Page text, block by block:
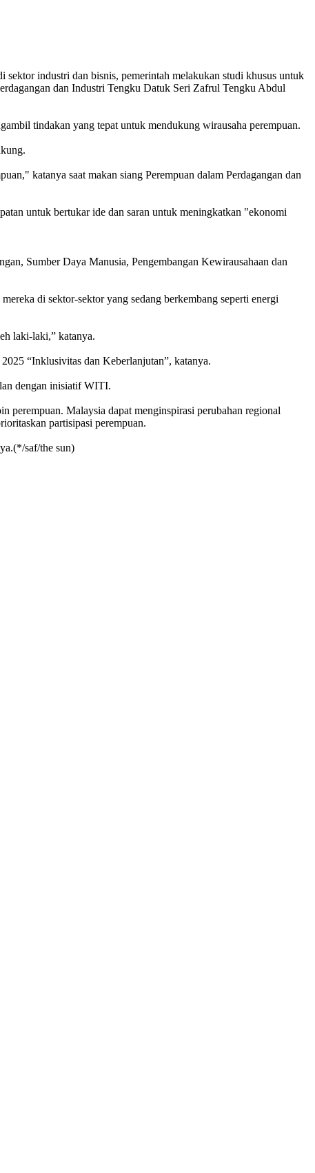
industri dan bisnis, pemerintah melakukan studi khusus untuk
dan Industri Tengku Datuk Seri Zafrul Tengku Abdul
tindakan yang tepat untuk mendukung wirausaha perempuan.
katanya saat makan siang Perempuan dalam Perdagangan dan
untuk bertukar ide dan saran untuk meningkatkan "ekonomi
Sumber Daya Manusia, Pengembangan Kewirausahaan dan
di sektor-sektor yang sedang berkembang seperti energi
laki-laki,” katanya.
“Inklusivitas dan Keberlanjutan”, katanya.
dengan inisiatif WITI.
perempuan. Malaysia dapat menginspirasi perubahan regional
partisipasi perempuan.
saf/the sun)